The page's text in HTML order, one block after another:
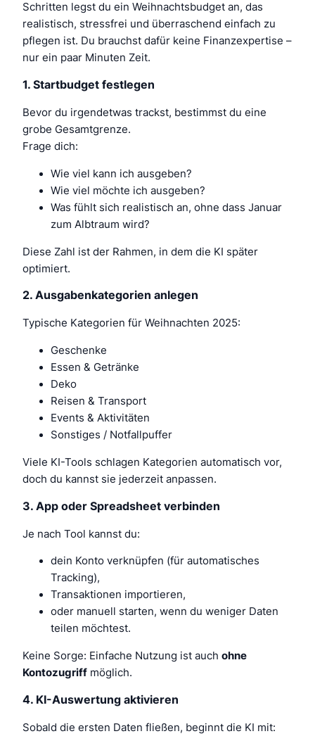
Schritten legst du ein Weihnachtsbudget an, das
realistisch, stressfrei und überraschend einfach zu
pflegen ist. Du brauchst dafür keine Finanzexpertise –
nur ein paar Minuten Zeit.
1. Startbudget festlegen
Bevor du irgendetwas trackst, bestimmst du eine
grobe Gesamtgrenze.
Frage dich:
Wie viel kann ich ausgeben?
Wie viel möchte ich ausgeben?
Was fühlt sich realistisch an, ohne dass Januar
zum Albtraum wird?
Diese Zahl ist der Rahmen, in dem die KI später
optimiert.
2. Ausgabenkategorien anlegen
Typische Kategorien für Weihnachten 2025:
Geschenke
Essen & Getränke
Deko
Reisen & Transport
Events & Aktivitäten
Sonstiges / Notfallpuffer
Viele KI-Tools schlagen Kategorien automatisch vor,
doch du kannst sie jederzeit anpassen.
3. App oder Spreadsheet verbinden
Je nach Tool kannst du:
dein Konto verknüpfen (für automatisches
Tracking),
Transaktionen importieren,
oder manuell starten, wenn du weniger Daten
teilen möchtest.
Keine Sorge: Einfache Nutzung ist auch ohne
Kontozugriff möglich.
4. KI-Auswertung aktivieren
Sobald die ersten Daten fließen, beginnt die KI mit: